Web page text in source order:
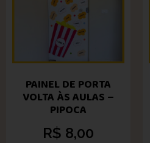
PAINEL DE PORTA
VOLTA ÀS AULAS –
PIPOCA
R$ 8,00